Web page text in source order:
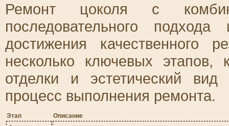
Ремонт цоколя с
последовательного
достижения качественного
несколько ключевых этапов,
отделки и эстетический
процесс выполнения ремонта.
Этап
Описание